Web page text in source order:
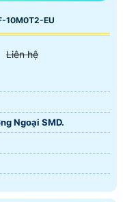
10M0T2-EU
Liên hệ
Ngoại SMD.